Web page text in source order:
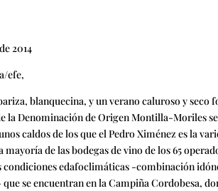
2014
efe,
blanquecina, y un verano caluroso y
la Denominación de Origen Montilla-Moriles
caldos de los que el Pedro Ximénez es la
mayoría de las bodegas de vino de los 65
condiciones edafoclimáticas -combinación
se encuentran en la Campiña Cordobesa,